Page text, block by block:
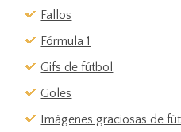
Fallos
Fórmula 1
Gifs de fútbol
Goles
Imágenes graciosas de